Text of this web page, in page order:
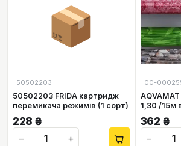
📦
50502203
50502203 FRIDA картридж
перемикача режимів (1 сорт)
228 ₴
−
+
00-
1,30 /15м
362 ₴
−